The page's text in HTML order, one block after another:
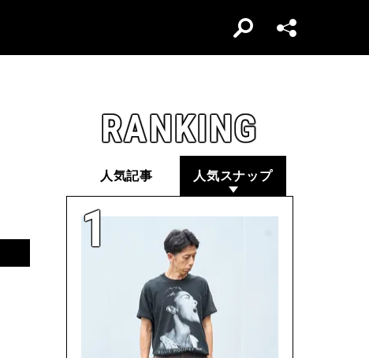
RANKING
人気記事 人気スナップ